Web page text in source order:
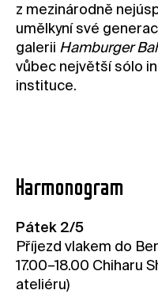
z mezinárodně
umělkyní své
galerii Hamburger
vůbec největší sólo
instituce.
Harmonogram
Pátek 2/5
Příjezd vlakem do
17.00–18.00 Chiharu
ateliéru)